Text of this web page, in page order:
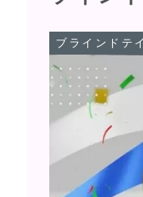
ブラインドテ